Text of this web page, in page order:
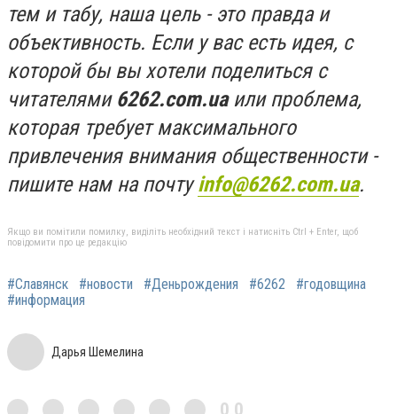
тем и табу, наша цель - это правда и
объективность. Если у вас есть идея, с
которой бы вы хотели поделиться с
читателями 6262.com.uaили проблема,
которая требует максимального
привлечения внимания общественности -
пишите нам на почтуinfo@6262.com.ua.
Якщо ви помітили помилку, виділіть необхідний текст і натисніть Ctrl + Enter, щоб
повідомити про це редакцію
#Славянск #новости #Деньрождения #6262
#годовщина
#информация
Дарья Шемелина
0,0